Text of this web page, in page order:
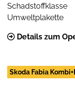
Schadstoffklasse
Umweltplakette
Details zum
Skoda Fabia